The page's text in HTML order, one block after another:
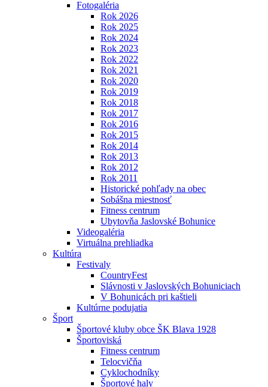
Fotogaléria
Rok 2026
Rok 2025
Rok 2024
Rok 2023
Rok 2022
Rok 2021
Rok 2020
Rok 2019
Rok 2018
Rok 2017
Rok 2016
Rok 2015
Rok 2014
Rok 2013
Rok 2012
Rok 2011
Historické pohľady na obec
Sobášna miestnosť
Fitness centrum
Ubytovňa Jaslovské Bohunice
Videogaléria
Virtuálna prehliadka
Kultúra
Festivaly
CountryFest
Slávnosti v Jaslovských Bohuniciach
V Bohunicách pri kaštieli
Kultúrne podujatia
Šport
Športové kluby obce ŠK Blava 1928
Športoviská
Fitness centrum
Telocvičňa
Cyklochodníky
Športové haly